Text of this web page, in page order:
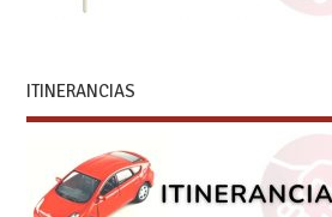
ITINERANCIAS